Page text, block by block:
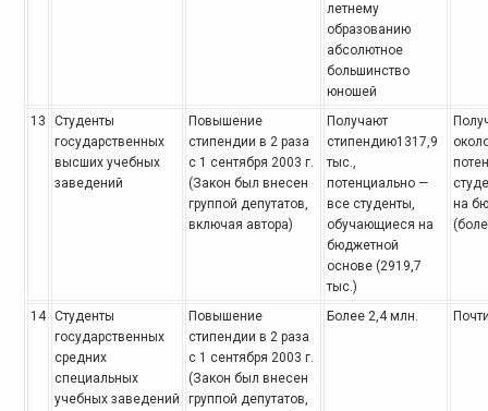
летнему
образованию
абсолютное
большинство
юношей
13
Студенты
государственных
высших учебных
заведений
Повышение
стипендии в 2 раза
с 1 сентября 2003 г.
(Закон был внесен
группой депутатов,
включая автора)
Получают
стипендию1317,9
тыс.,
потенциально—
все студенты,
обучающиеся на
бюджетной
основе (2919,7
тыс.)
на
14 Студенты
государственных
средних
специальных
учебных заведений
Повышение
стипендии в 2 раза
с 1 сентября 2003 г.
(Закон был внесен
группой депутатов,
Более 2,4 млн.